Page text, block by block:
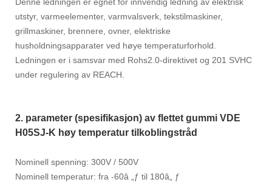
utstyr, varmeelementer, varmvalsverk, tekstilmaskiner,
grillmaskiner, brennere, ovner, elektriske
husholdningsapparater ved høye temperaturforhold.
Ledningen er i samsvar med Rohs2.0-direktivet og 201 SVHC
under regulering av REACH.
2. parameter (spesifikasjon) av flettet gummi VDE
H05SJ-K høy temperatur tilkoblingstråd
Nominell spenning: 300V / 500V
Nominell temperatur: fra -60â „ƒ til 180â„ ƒ